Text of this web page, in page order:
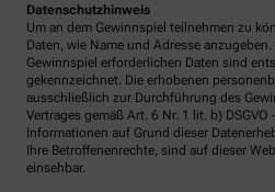
Datenschutzhinweis
Um an dem Gewinnspiel teilnehmen zu
Daten, wie Name und Adresse
Gewinnspiel erforderlichen Daten sind
gekennzeichnet. Die erhobenen
ausschließlich zur Durchführung des
Vertrages gemäß Art. 6 Nr. 1 lit. b) DSGVO
Informationen auf Grund dieser
Ihre Betroffenenrechte, sind auf dieser
einsehbar.